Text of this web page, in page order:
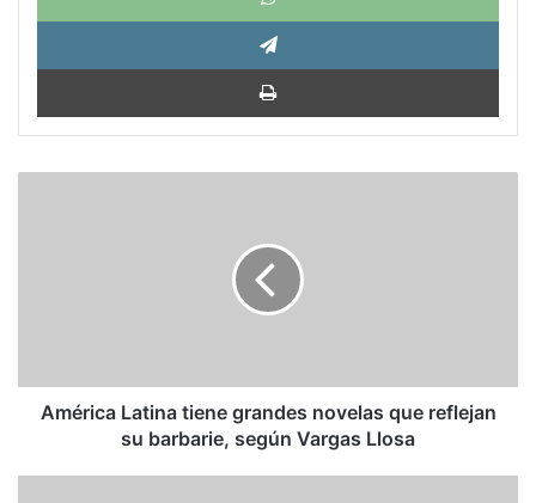
barbarie,
según
América Latina tiene grandes novelas que reflejan
su barbarie, según Vargas Llosa